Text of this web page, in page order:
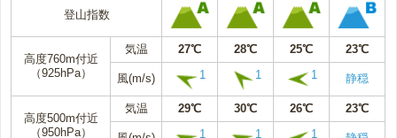
登山指数
高度760m付近
（925hPa）
気温 27℃ 28℃ 25℃ 23℃
風(m/s) 1 1 1 静穏
高度500m付近
（950hPa）
気温 29℃ 30℃ 26℃ 23℃
1 1 1